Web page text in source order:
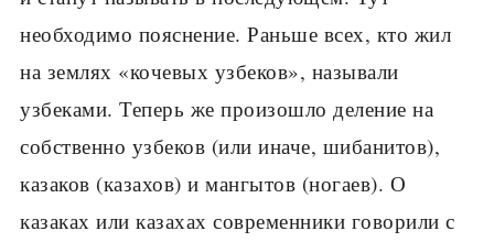
необходимо пояснение. Раньше всех, кто жил
на землях «кочевых узбеков», называли
узбеками. Теперь же произошло деление на
собственно узбеков (или иначе, шибанитов),
казаков (казахов) и мангытов (ногаев). О
казаках или казахах современники говорили с